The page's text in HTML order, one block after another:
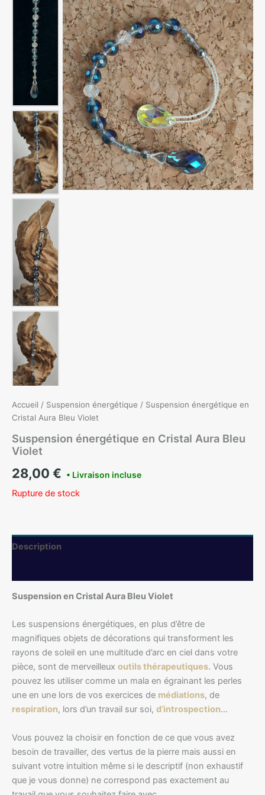
Accueil / Suspension énergétique / Suspension énergétique en
Cristal Aura Bleu Violet
Suspension énergétique en Cristal Aura Bleu
Violet
28,00 €
Rupture de stock
Description
Suspension en Cristal Aura Bleu Violet
Les suspensions énergétiques, en plus d’être de
magnifiques objets de décorations qui transforment les
rayons de soleil en une multitude d’arc en ciel dans votre
pièce, sont de merveilleux outils thérapeutiques. Vous
pouvez les utiliser comme un mala en égrainant les perles
une en une lors de vos exercices de médiations, de
respiration, lors d’un travail sur soi, d’introspection…
Vous pouvez la choisir en fonction de ce que vous avez
besoin de travailler, des vertus de la pierre mais aussi en
suivant votre intuition même si le descriptif (non exhaustif
que je vous donne) ne correspond pas exactement au